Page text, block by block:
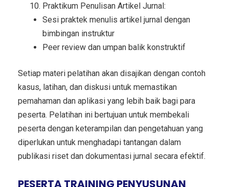
Praktikum Penulisan Artikel Jurnal:
Sesi praktek menulis artikel jurnal dengan
bimbingan instruktur
Peer review dan umpan balik konstruktif
Setiap materi pelatihan akan disajikan dengan contoh
kasus, latihan, dan diskusi untuk memastikan
pemahaman dan aplikasi yang lebih baik bagi para
peserta. Pelatihan ini bertujuan untuk membekali
peserta dengan keterampilan dan pengetahuan yang
diperlukan untuk menghadapi tantangan dalam
publikasi riset dan dokumentasi jurnal secara efektif.
PESERTA TRAINING PENYUSUNAN